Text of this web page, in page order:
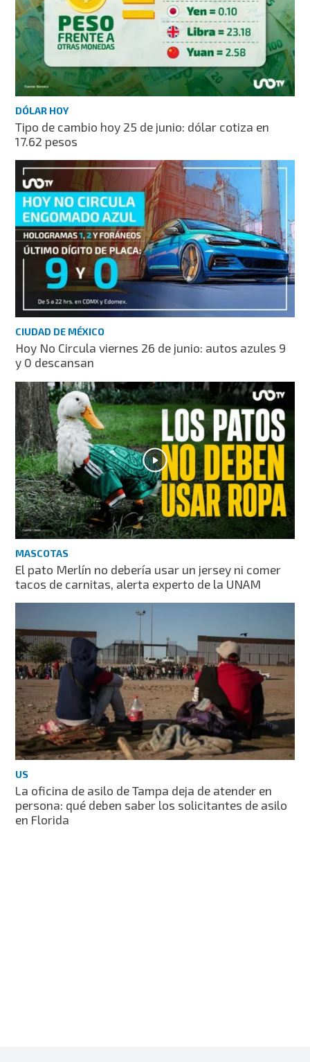
DÓLAR HOY
Tipo de cambio hoy 25 de junio: dólar cotiza en
17.62 pesos
CIUDAD DE MÉXICO
Hoy No Circula viernes 26 de junio: autos azules 9
y 0 descansan
MASCOTAS
El pato Merlín no debería usar un jersey ni comer
tacos de carnitas, alerta experto de la UNAM
US
La oficina de asilo de Tampa deja de atender en
persona: qué deben saber los solicitantes de asilo
en Florida